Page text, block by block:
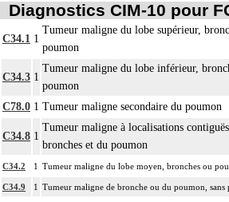
Diagnostics CIM-10 pour
C34.1 1
Tumeur maligne du lobe supérieur,
poumon
C34.3 1
Tumeur maligne du lobe inférieur,
poumon
C78.0 1 Tumeur maligne secondaire du poumon
C34.8 1
Tumeur maligne à localisations
bronches et du poumon
C34.2 1 Tumeur maligne du lobe moyen, bronches ou
C34.9 1 Tumeur maligne de bronche ou du poumon, sans